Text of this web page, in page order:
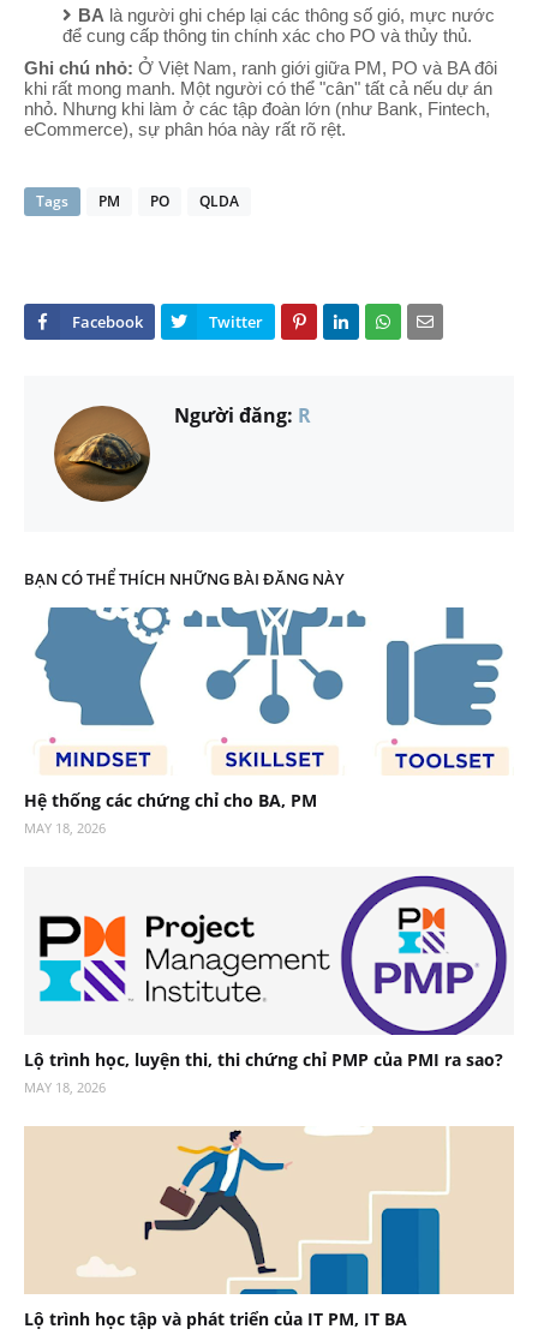
BA là người ghi chép lại các thông số gió, mực nước
để cung cấp thông tin chính xác cho PO và thủy thủ.
Ghi chú nhỏ: Ở Việt Nam, ranh giới giữa PM, PO và BA đôi
khi rất mong manh. Một người có thể "cân" tất cả nếu dự án
nhỏ. Nhưng khi làm ở các tập đoàn lớn (như Bank, Fintech,
eCommerce), sự phân hóa này rất rõ rệt.
Tags PM PO QLDA
Người đăng: R
BẠN CÓ THỂ THÍCH NHỮNG BÀI ĐĂNG NÀY
Hệ thống các chứng chỉ cho BA, PM
MAY 18, 2026
Lộ trình học, luyện thi, thi chứng chỉ PMP của PMI ra sao?
MAY 18, 2026
Lộ trình học tập và phát triển của IT PM, IT BA